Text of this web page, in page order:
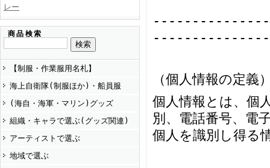
レー
商品検索
【制服・作業服用名札】
海上自衛隊(制服ほか)・船員服
(海自・海軍・マリン)グッズ
組織・キャラで選ぶ(グッズ関連)
アーティストで選ぶ
地域で選ぶ
（個人情報の定義
個人情報とは、個
別、電話番号、電
個人を識別し得る